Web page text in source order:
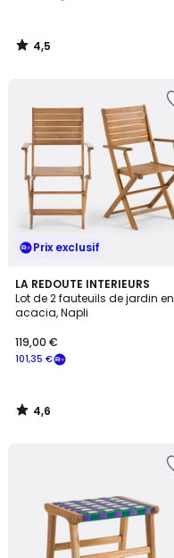
4,5
/
Prix exclusif
LA REDOUTE INTERIEURS
Lot de 2 fauteuils de jardin en
acacia, Napli
101,35 €
119,00 €
4,6
/ 5
4,6
/